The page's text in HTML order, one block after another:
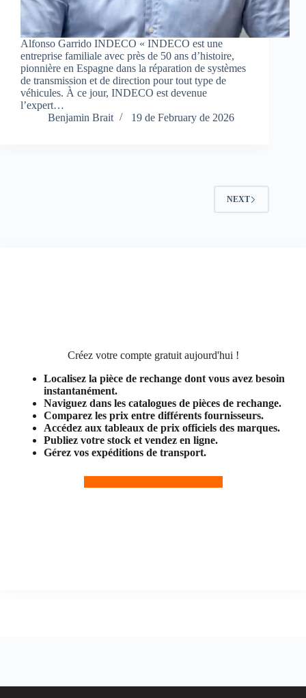
Alfonso Garrido INDECO « INDECO est une
entreprise familiale avec près de 50 ans d’histoire,
pionnière en Espagne dans la réparation de systèmes
de transmission et de direction pour tout type de
véhicules. À ce jour, INDECO est devenue
l’expert…
Benjamin Brait
19 de February de 2026
NEXT
Créez votre compte gratuit aujourd'hui !
Localisez la pièce de rechange dont vous avez besoin
instantanément.
Naviguez dans les catalogues de pièces de rechange.
Comparez les prix entre différents fournisseurs.
Accédez aux tableaux de prix officiels des marques.
Publiez votre stock et vendez en ligne.
Gérez vos expéditions de transport.